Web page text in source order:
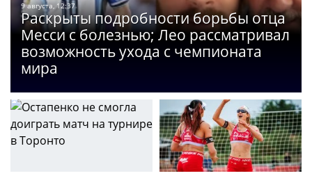
9 августа, 12:37
Раскрыты подробности борьбы отца
Месси с болезнью; Лео рассматривал
возможность ухода с чемпионата
мира